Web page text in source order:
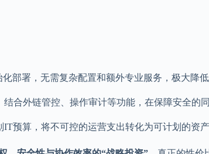
化部署，无需复杂配置和额外专业服务，极大降
合外链管控、操作审计等功能，在保障安全的
预算，将不可控的运营支出转化为可计划的资产